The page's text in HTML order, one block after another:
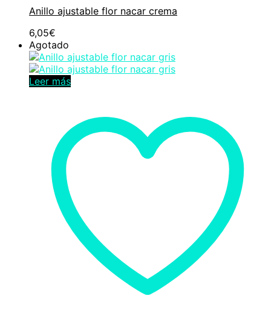
Anillo ajustable flor nacar crema
6,05€
Agotado
Leer más